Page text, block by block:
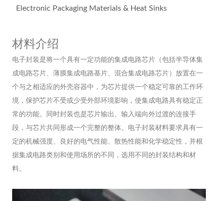
Electronic Packaging Materials & Heat Sinks
材料介绍
电子封装是将一个具有一定功能的集成电路芯片（包括半导体集
成电路芯片、薄膜集成电路基片、混合集成电路芯片）放置在一
个与之相适应的外壳容器中，为芯片提供一个稳定可靠的工作环
境，保护芯片不受或少受外部环境影响，使集成电路具有稳定正
常的功能。同时封装也是芯片输出、输入端向外过渡的连接手
段，与芯片共同形成一个完整的整体。电子封装材料要求具有一
定的机械强度、良好的电气性能、散热性能和化学稳定性，并根
据集成电路类别和使用场所的不同，选用不同的封装结构和材
料。